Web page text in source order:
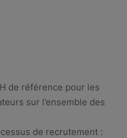
de référence pour les
sur l’ensemble des
de recrutement :